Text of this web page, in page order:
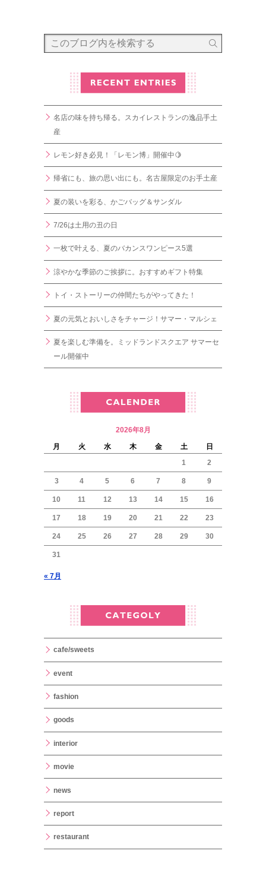
名店の味を持ち帰る。スカイレストランの逸品手土
産
レモン好き必見！「レモン博」開催中🍋
帰省にも、旅の思い出にも。名古屋限定のお手土産
夏の装いを彩る、かごバッグ＆サンダル
7/26は土用の丑の日
一枚で叶える、夏のバカンスワンピース5選
涼やかな季節のご挨拶に。おすすめギフト特集
トイ・ストーリーの仲間たちがやってきた！
夏の元気とおいしさをチャージ！サマー・マルシェ
夏を楽しむ準備を。ミッドランドスクエア サマーセ
ール開催中
2026年8月
月
火 水 木 金 土
日
1
2
3 4 5 6 7 8 9
10 11 12 13 14 15 16
17 18 19 20 21 22 23
24 25 26 27 28 29 30
31
« 7月
cafe/sweets
event
fashion
goods
interior
movie
news
report
restaurant